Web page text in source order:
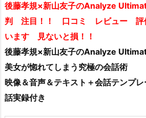
後藤孝規×新山友子のAnalyze
判 注目！！ 口コミ レビュー
います 見ないと損！！
後藤孝規×新山友子のAnalyze
美女が惚れてしまう究極の会話術
映像＆音声＆テキスト＋会話テンプ
話実録付き